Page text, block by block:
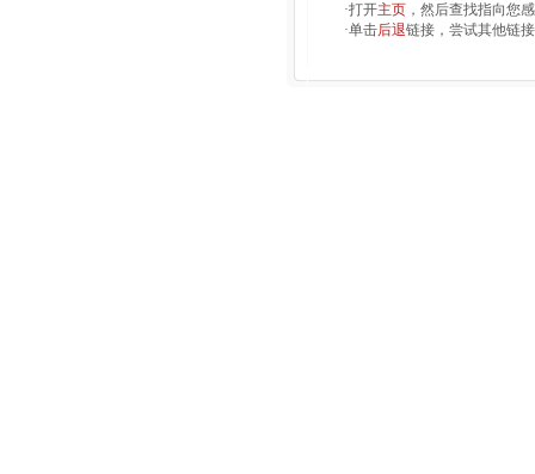
·打开主页 ，然后查找指向您
·单击后退链接，尝试其他链